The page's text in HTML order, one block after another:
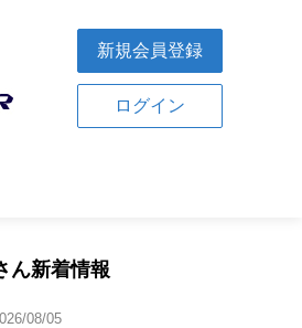
新規会員登録
ログイン
ん新着情報
08/05